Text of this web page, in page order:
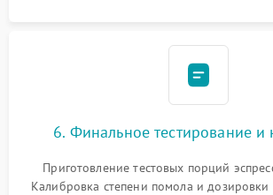
6. Финальное тестирование и
Приготовление тестовых порций
Калибровка степени помола и дозировки